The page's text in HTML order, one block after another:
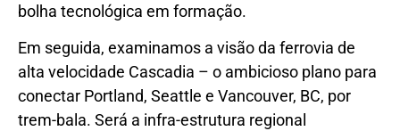
bolha tecnológica em formação.
Em seguida, examinamos a visão da ferrovia de
alta velocidade Cascadia – o ambicioso plano para
conectar Portland, Seattle e Vancouver, BC, por
trem-bala. Será a infra-estrutura regional